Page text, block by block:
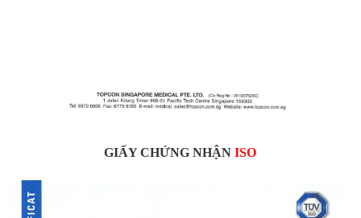
GIẤY CHỨNG NHẬNISO